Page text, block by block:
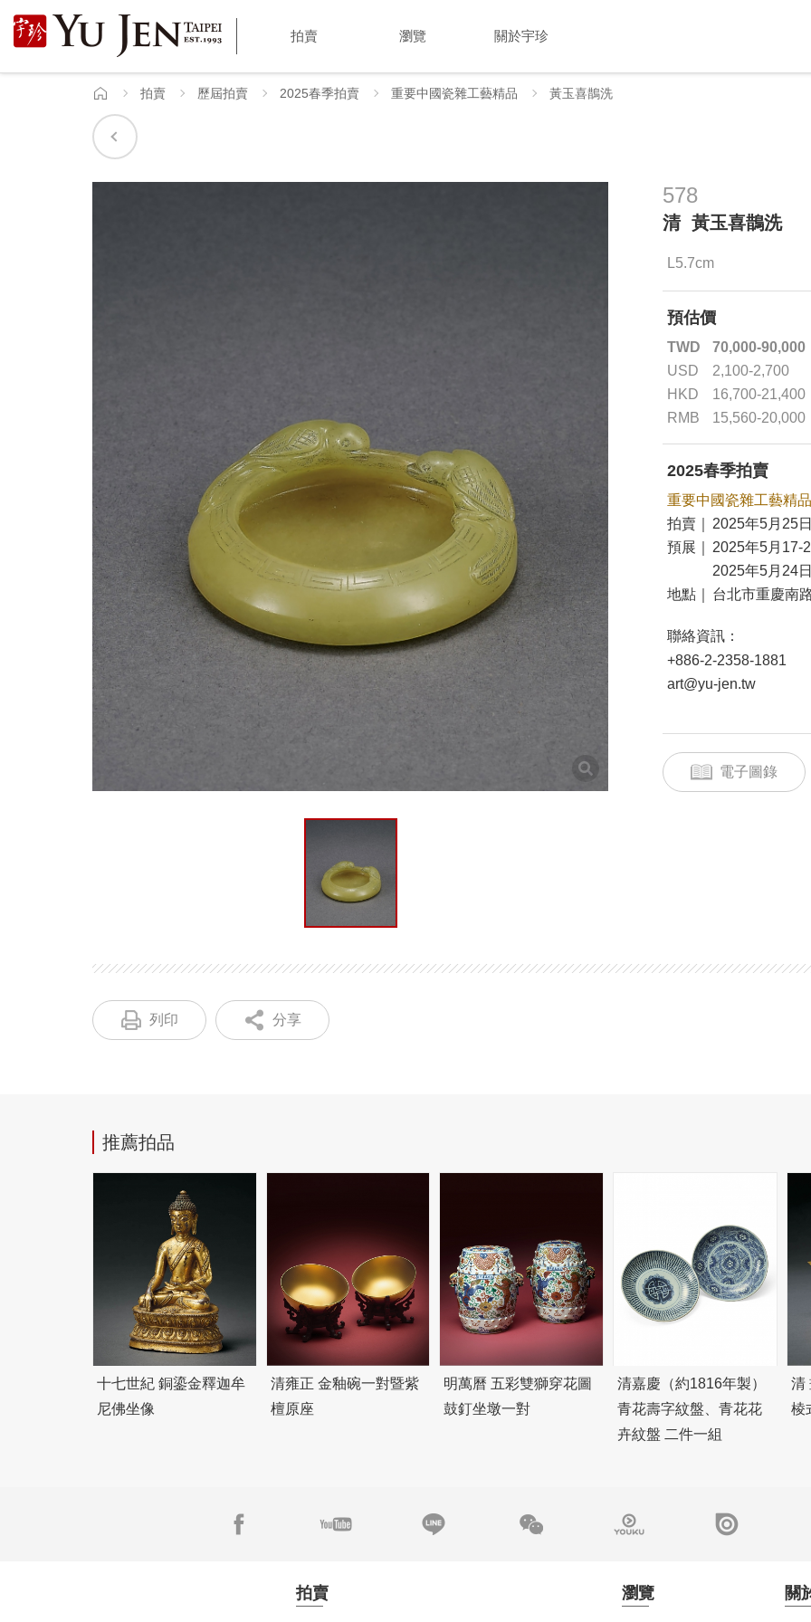
宇
珍
拍賣 瀏覽 關於宇珍
首
頁
拍賣 歷屆拍賣 2025春季拍賣 重要中國瓷雜工藝精品 黃玉喜鵲洗
578
清 黃玉喜鵲洗
L5.7cm
預估價
TWD
70,000-90,000
USD
2,100-2,700
HKD
16,700-21,400
RMB
15,560-20,000
2025春季拍賣
重要中國瓷雜工藝精品
拍賣｜
2025年5月25
預展｜
2025年5月17-
2025年5月24
地點｜
台北市重慶南
聯絡資訊：
+886-2-2358-1881
art@yu-jen.tw
電子圖錄
列印 分享
推薦拍品
十七世紀 銅鎏金釋迦牟
尼佛坐像
清雍正 金釉碗一對暨紫
檀原座
明萬曆 五彩雙獅穿花圖
鼓釘坐墩一對
清嘉慶（約1816年製）
青花壽字紋盤、青花花
卉紋盤 二件一組
清
棱
拍賣 瀏覽 關